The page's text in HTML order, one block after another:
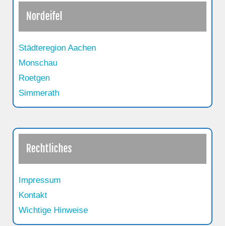
Nordeifel
Städteregion Aachen
Monschau
Roetgen
Simmerath
Rechtliches
Impressum
Kontakt
Wichtige Hinweise